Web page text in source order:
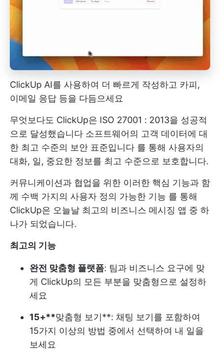
ClickUp AI를 사용하여 더 빠르게 작성하고 카피,
이메일 응답 등을 다듬으세요
무엇보다도 ClickUp은 ISO 27001 : 2013을 성공적
으로 달성했습니다 소프트웨어의 고객 데이터에 대
한 최고 수준의 보안 표준입니다 를 통해 사용자의
대화, 일, 중요한 정보를 최고 수준으로 보호합니다.
커뮤니케이션과 협업을 위한 이러한 핵심 기능과 함
께 수백 가지의 사용자 정의 가능한 기능 를 통해
ClickUp은 오늘날 최고의 비즈니스 메시징 앱 중 하
나가 되었습니다.
최고의 기능
완전 맞춤형 플랫폼: 팀과 비즈니스 요구에 맞
게 ClickUp의 모든 부분을 맞춤형으로 설정하
세요
15+**맞춤형 보기**: 채팅 보기를 포함하여
15가지 이상의 방법 중에서 선택하여 내 일을
보세요